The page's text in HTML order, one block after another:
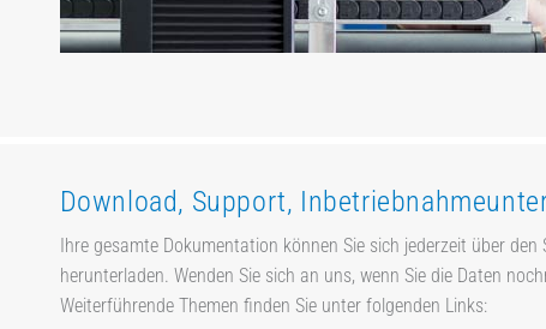
Download, Support,
Ihre gesamte Dokumentation können Sie sich jederzeit über den
herunterladen. Wenden Sie sich an uns, wenn Sie die Daten
Weiterführende Themen finden Sie unter folgenden Links: